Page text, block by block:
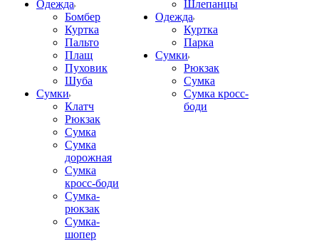
Одежда
Бомбер
Куртка
Пальто
Плащ
Пуховик
Шуба
Сумки
Клатч
Рюкзак
Сумка
Сумка
дорожная
Сумка
кросс-боди
Сумка-
рюкзак
Сумка-
шопер
Шлепанцы
Одежда
Куртка
Парка
Сумки
Рюкзак
Сумка
Сумка кросс-
боди